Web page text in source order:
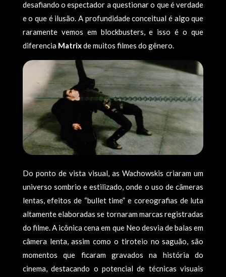
desafiando o espectador a questionar o que é verdade
e o que é ilusão. A profundidade conceitual é algo que
raramente vemos em blockbusters, e isso é o que
diferencia Matrixde muitos filmes do gênero.
Do ponto de vista visual, as Wachowskis criaram um
universo sombrio e estilizado, onde o uso de câmeras
lentas, efeitos de “bullet time” e coreografias de luta
altamente elaboradas se tornaram marcas registradas
do filme. A icônica cena em que Neo desvia de balas em
câmera lenta, assim como o tiroteio no saguão, são
momentos que ficaram gravados na história do
cinema, destacando o potencial de técnicas visuais